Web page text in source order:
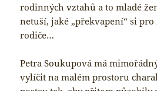
rodinných vztahů a to mladé
netuší, jaké „překvapení“ si
rodiče…
Petra Soukupová má
vylíčit na malém prostoru